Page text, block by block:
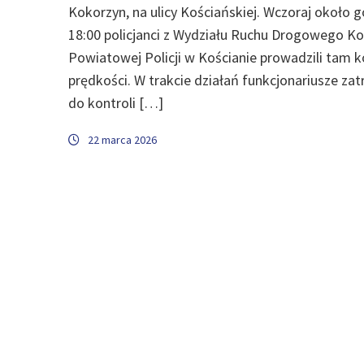
Kokorzyn, na ulicy Kościańskiej. Wczoraj około
18:00 policjanci z Wydziału Ruchu Drogowego
Powiatowej Policji w Kościanie prowadzili tam
prędkości. W trakcie działań funkcjonariusze
do kontroli […]
22 marca 2026